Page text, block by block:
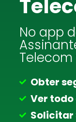
No app
Obter
Ver
Solicitar